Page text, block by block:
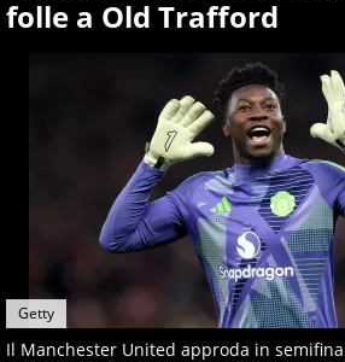
giovanissimo italiano fulvo di 19
folle a Old Trafford
Getty
Il Manchester United approda in